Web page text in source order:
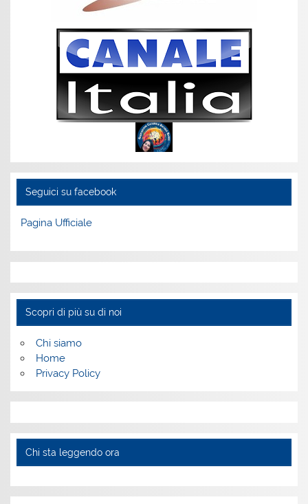
Seguici su facebook
Pagina Ufficiale
Scopri di più su di noi
Chi siamo
Home
Privacy Policy
Chi sta leggendo ora